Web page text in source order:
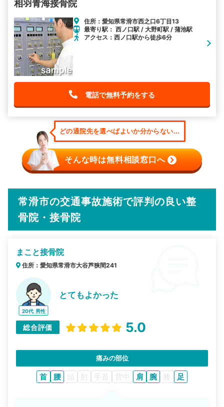
相羽青海接骨院
住所：愛知県常滑市西之口6丁目13
最寄り駅： 西ノ口駅 / 大野町駅 / 蒲池駅
アクセス：西ノ口駅から徒歩6分
電話で無料予約をする
どの通院先を選べばよいか分からない...
そんな時は無料相談窓口へ
常滑市の交通事故施術で評判の良い整
骨院・接骨院
まこと接骨院
住所：愛知県常滑市大谷芦狭間241
20代 男性
とてもよかった
総合評価 5.0
痛みの部位
首 腰 頭 肘 手首 背中 肩 腕 膝 足